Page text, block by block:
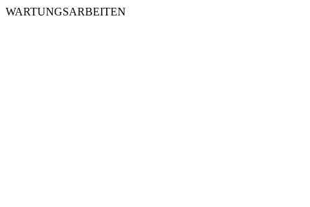
WARTUNGSARBEITEN